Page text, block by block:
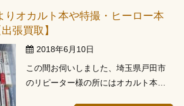
鉄道本やミリタリー本、鉄道模型など
約1000点でした。 従弟様の遺品整理と
...
りオカルト本や特撮・ヒーロー本
張買取】
2018年6月10日
この間お伺いしました、埼玉県戸田市
のリピーター様の所にはオカルト本や